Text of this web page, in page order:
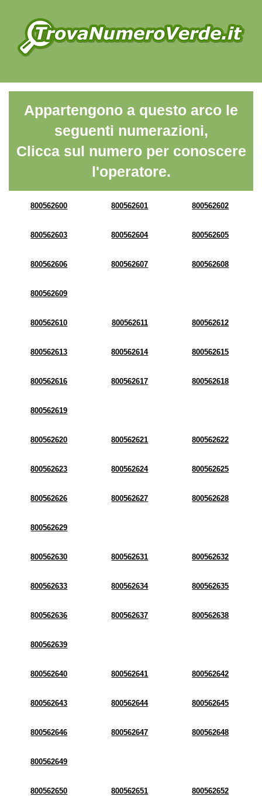
Appartengono a questo arco le
seguenti numerazioni,
Clicca sul numero per conoscere
l'operatore.
800562600 800562601 800562602
800562603 800562604 800562605
800562606 800562607 800562608
800562609
800562610 800562611 800562612
800562613 800562614 800562615
800562616 800562617 800562618
800562619
800562620 800562621 800562622
800562623 800562624 800562625
800562626 800562627 800562628
800562629
800562630 800562631 800562632
800562633 800562634 800562635
800562636 800562637 800562638
800562639
800562640 800562641 800562642
800562643 800562644 800562645
800562646 800562647 800562648
800562649
800562650 800562651 800562652